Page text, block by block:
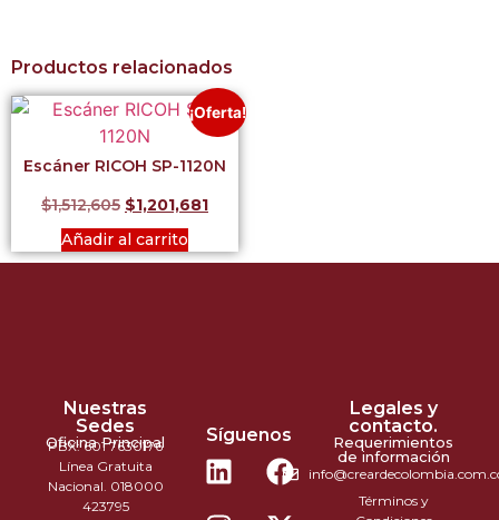
Productos relacionados
¡Oferta!
Escáner RICOH SP-1120N
$1,512,605 $1,201,681
Añadir al carrito
Nuestras
Sedes
Oficina Principal
PBX: 601 7630176
Línea Gratuita
Nacional. 018000
423795
Síguenos
Legales y
contacto.
Requerimientos
de información
Términos y